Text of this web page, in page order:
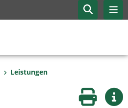
Leistungen
Seite